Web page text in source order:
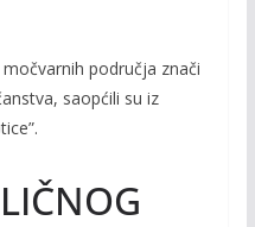
područja znači
saopćili su iz